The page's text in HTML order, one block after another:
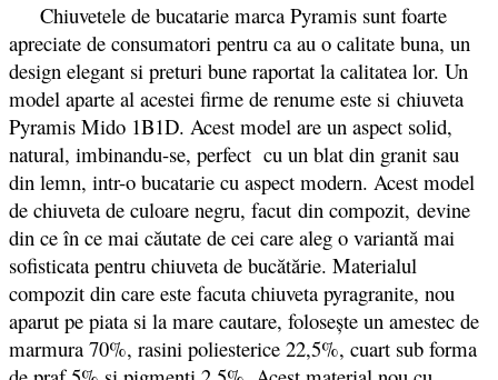
Chiuvetele de bucatarie marca Pyramis sunt foarte
apreciate de consumatori pentru ca au o calitate buna, un
design elegant si preturi bune raportat la calitatea lor. Un
model aparte al acestei firme de renume este si chiuveta
Pyramis Mido 1B1D. Acest model are un aspect solid,
natural, imbinandu-se, perfect cu un blat din granit sau
din lemn, intr-o bucatarie cu aspect modern. Acest model
de chiuveta de culoare negru, facut din compozit, devine
din ce în ce mai căutate de cei care aleg o variantă mai
sofisticata pentru chiuveta de bucătărie. Materialul
compozit din care este facuta chiuveta pyragranite, nou
aparut pe piata si la mare cautare, folosește un amestec de
marmura 70%, rasini poliesterice 22,5%, cuart sub forma